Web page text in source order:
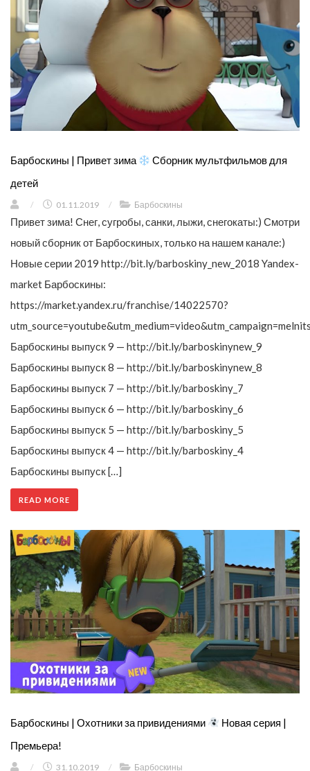
Барбоскины | Привет зима
Сборник мультфильмов для
детей
/ 01.11.2019 / Барбоскины
Привет зима! Снег, сугробы, санки, лыжи, снегокаты:) Смотри
новый сборник от Барбоскиных, только на нашем канале:)
Новые серии 2019 http://bit.ly/barboskiny_new_2018 Yandex-
market Барбоскины:
https://market.yandex.ru/franchise/14022570?
Барбоскины выпуск 9 — http://bit.ly/barboskinynew_9
Барбоскины выпуск 8 — http://bit.ly/barboskinynew_8
Барбоскины выпуск 7 — http://bit.ly/barboskiny_7
Барбоскины выпуск 6 — http://bit.ly/barboskiny_6
Барбоскины выпуск 5 — http://bit.ly/barboskiny_5
Барбоскины выпуск 4 — http://bit.ly/barboskiny_4
Барбоскины выпуск […]
READ MORE
Барбоскины | Охотники за привидениями
Новая серия |
Премьера!
/ 31.10.2019 / Барбоскины